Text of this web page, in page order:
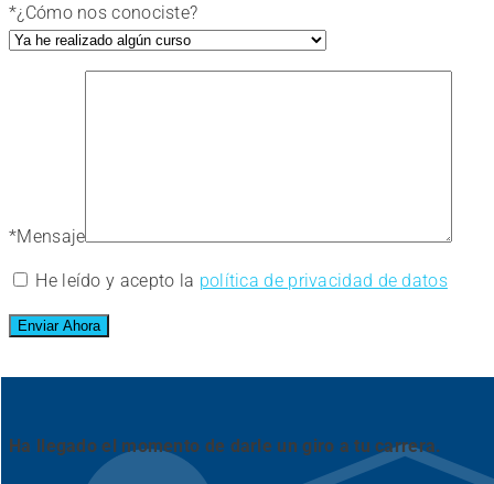
*¿Cómo nos conociste?
*Mensaje
He leído y acepto la política de privacidad de datos
Ha llegado el momento de darle un giro a tu carrera.